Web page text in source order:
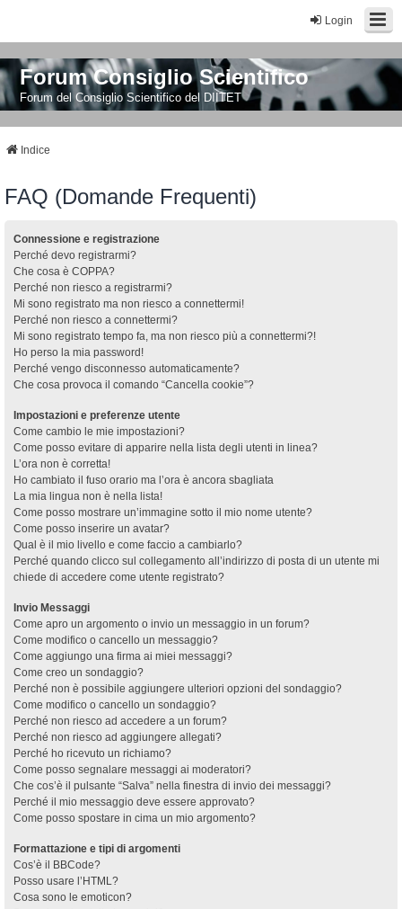
Login
Forum Consiglio Scientifico
Forum del Consiglio Scientifico del DIITET
Indice
FAQ (Domande Frequenti)
Connessione e registrazione
Perché devo registrarmi?
Che cosa è COPPA?
Perché non riesco a registrarmi?
Mi sono registrato ma non riesco a connettermi!
Perché non riesco a connettermi?
Mi sono registrato tempo fa, ma non riesco più a connettermi?!
Ho perso la mia password!
Perché vengo disconnesso automaticamente?
Che cosa provoca il comando “Cancella cookie”?
Impostazioni e preferenze utente
Come cambio le mie impostazioni?
Come posso evitare di apparire nella lista degli utenti in linea?
L’ora non è corretta!
Ho cambiato il fuso orario ma l’ora è ancora sbagliata
La mia lingua non è nella lista!
Come posso mostrare un’immagine sotto il mio nome utente?
Come posso inserire un avatar?
Qual è il mio livello e come faccio a cambiarlo?
Perché quando clicco sul collegamento all’indirizzo di posta di un utente mi
chiede di accedere come utente registrato?
Invio Messaggi
Come apro un argomento o invio un messaggio in un forum?
Come modifico o cancello un messaggio?
Come aggiungo una firma ai miei messaggi?
Come creo un sondaggio?
Perché non è possibile aggiungere ulteriori opzioni del sondaggio?
Come modifico o cancello un sondaggio?
Perché non riesco ad accedere a un forum?
Perché non riesco ad aggiungere allegati?
Perché ho ricevuto un richiamo?
Come posso segnalare messaggi ai moderatori?
Che cos’è il pulsante “Salva” nella finestra di invio dei messaggi?
Perché il mio messaggio deve essere approvato?
Come posso spostare in cima un mio argomento?
Formattazione e tipi di argomenti
Cos’è il BBCode?
Posso usare l’HTML?
Cosa sono le emoticon?